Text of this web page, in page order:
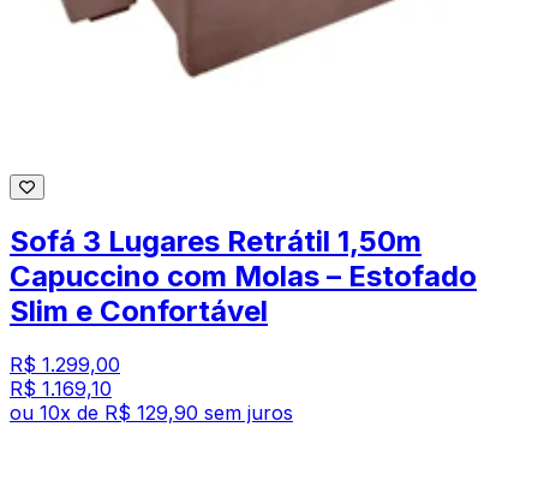
Sofá 3 Lugares Retrátil 1,50m
Capuccino com Molas – Estofado
Slim e Confortável
R$ 1.299,00
R$ 1.169,10
ou 10x de R$ 129,90 sem juros